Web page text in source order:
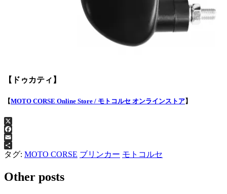
【ドゥカティ】
【MOTO CORSE Online Store / モトコルセ オンラインストア】
X
Facebook
Email
共
有
タグ: MOTO CORSE ブリンカー モトコルセ
Other posts